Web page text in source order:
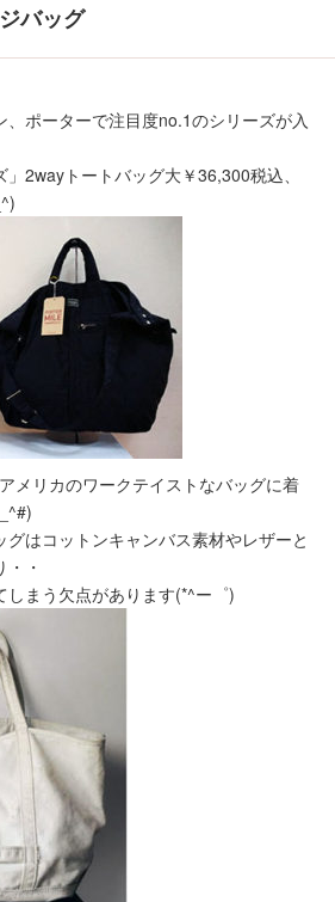
バッグ
ポーターで注目度no.1のシリーズが入
2wayトートバッグ大￥36,300税込、
メリカのワークテイストなバッグに着
グはコットンキャンバス素材やレザーと
・
しまう欠点があります(*^ー゜)